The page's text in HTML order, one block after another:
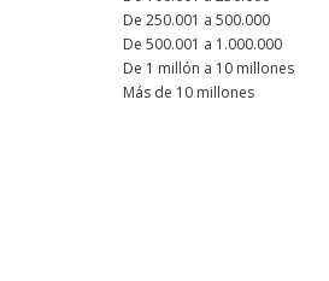
De 250.001 a 500.000
De 500.001 a 1.000.000
De 1 millón a 10 millones
Más de 10 millones